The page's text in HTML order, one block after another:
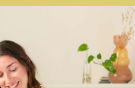
me here...
mich mit kind sehr
Lg
Mitte
Angelika,May 27